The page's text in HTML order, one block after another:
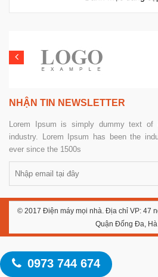
NHẬN TIN NEWSLETTER
Lorem Ipsum is simply dummy text of
industry. Lorem Ipsum has been the
ever since the 1500s
© 2017 Điện máy mọi nhà. Địa chỉ VP: 47
Quận Đống Đa, Hà
0973 744 674